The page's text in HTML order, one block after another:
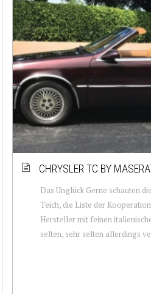
CHRYSLER TC BY
Das Unglück Gerne schauten
Teich, die Liste der
Hersteller mit feinen
selten, sehr selten allerdings